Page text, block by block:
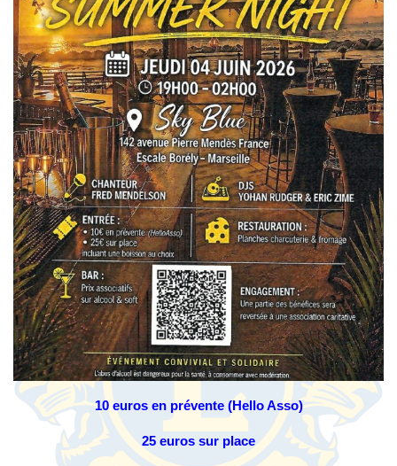
10 euros en prévente (Hello Asso)
25 euros sur place